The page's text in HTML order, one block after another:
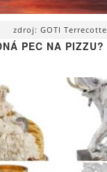
zdroj: GOTI Terrecotte
PEC NA PIZZU?